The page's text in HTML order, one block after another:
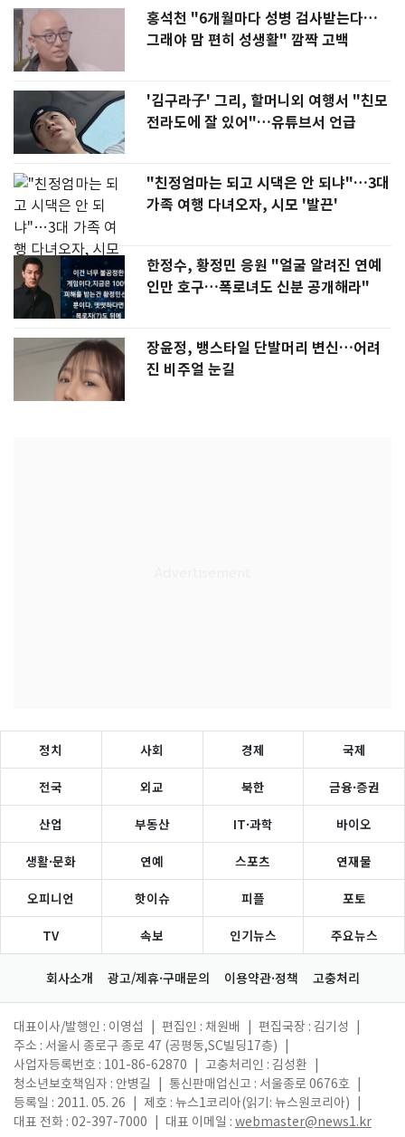
홍석천 "6개월마다 성병 검사받는다…
그래야 맘 편히 성생활" 깜짝 고백
'김구라子' 그리, 할머니외 여행서 "친모
전라도에 잘 있어"…유튜브서 언급
"친정엄마는 되고 시댁은 안 되냐"…3대
가족 여행 다녀오자, 시모 '발끈'
한정수, 황정민 응원 "얼굴 알려진 연예
인만 호구…폭로녀도 신분 공개해라"
장윤정, 뱅스타일 단발머리 변신…어려
진 비주얼 눈길
정치 사회 경제 국제
전국 외교 북한 금융·증권
산업 부동산 IT·과학 바이오
생활·문화 연예 스포츠 연재물
오피니언 핫이슈 피플 포토
TV 속보 인기뉴스 주요뉴스
회사소개 광고/제휴·구매문의 이용약관·정책 고충처리
대표이사/발행인 : 이영섭 편집인 : 채원배 편집국장 : 김기성
주소 : 서울시 종로구 종로 47 (공평동,SC빌딩17층)
사업자등록번호 : 101-86-62870
고충처리인 : 김성환
청소년보호책임자 : 안병길
통신판매업신고 : 서울종로 0676호
등록일 : 2011. 05. 26
제호 : 뉴스1코리아(읽기: 뉴스원코리아)
대표 전화 : 02-397-7000
대표 이메일 : webmaster@news1.kr